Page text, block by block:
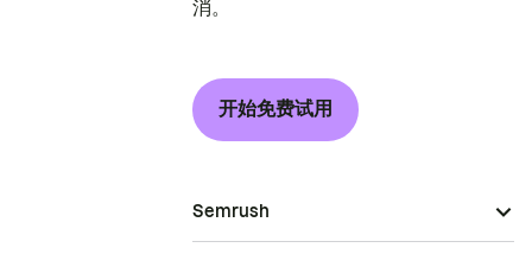
消。
开始免费试用
Semrush